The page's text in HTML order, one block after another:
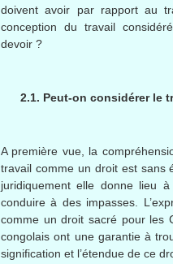
doivent avoir par rapport au
conception du travail
devoir ?
2.1. Peut-on considérer le
A première vue, la
travail comme un droit est sans
juridiquement elle donne lieu
conduire à des impasses.
comme un droit sacré pour les
congolais ont une garantie à
signification et l’étendue de ce